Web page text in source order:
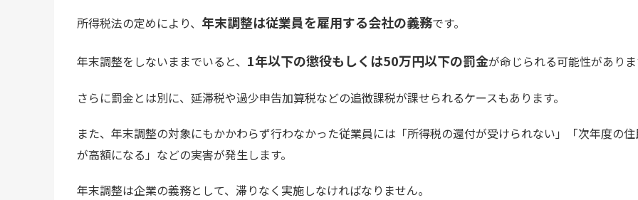
所得税法の定めにより、 年末調整は従業員を雇用する会社の義務です。
年末調整をしないままでいると、 1年以下の懲役もしくは50万円以下の罰金が命じられる可能性があり
さらに罰金とは別に、延滞税や過少申告加算税などの追徴課税が課せられるケースもあります。
また、年末調整の対象にもかかわらず行わなかった従業員には「所得税の還付が受けられない」「次年度の
が高額になる」などの実害が発生します。
年末調整は企業の義務として、滞りなく実施しなければなりません。